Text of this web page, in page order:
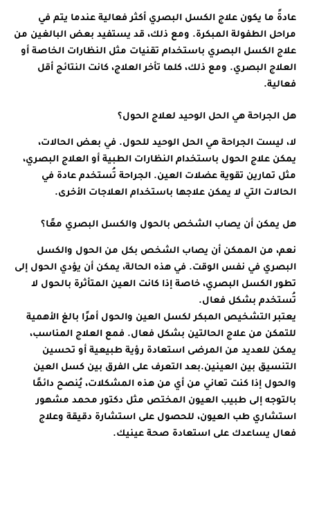
عادةً ما يكون علاج الكسل البصري أكثر فعالية عندما يتم في
مراحل الطفولة المبكرة. ومع ذلك، قد يستفيد بعض البالغين من
علاج الكسل البصري باستخدام تقنيات مثل النظارات الخاصة أو
العلاج البصري. ومع ذلك، كلما تأخر العلاج، كانت النتائج أقل
فعالية.
هل الجراحة هي الحل الوحيد لعلاج الحول؟
لا، ليست الجراحة هي الحل الوحيد للحول. في بعض الحالات،
يمكن علاج الحول باستخدام النظارات الطبية أو العلاج البصري،
مثل تمارين تقوية عضلات العين. الجراحة تُستخدم عادة في
الحالات التي لا يمكن علاجها باستخدام العلاجات الأخرى.
هل يمكن أن يصاب الشخص بالحول والكسل البصري معًا؟
نعم، من الممكن أن يصاب الشخص بكل من الحول والكسل
البصري في نفس الوقت. في هذه الحالة، يمكن أن يؤدي الحول إلى
تطور الكسل البصري، خاصة إذا كانت العين المتأثرة بالحول لا
تُستخدم بشكل فعال.
يعتبر التشخيص المبكر لكسل العين والحول أمرًا بالغ الأهمية
للتمكن من علاج الحالتين بشكل فعال. فمع العلاج المناسب،
يمكن للعديد من المرضى استعادة رؤية طبيعية أو تحسين
التنسيق بين العينين.بعد التعرف على الفرق بين كسل العين
والحول إذا كنت تعاني من أي من هذه المشكلات، يُنصح دائمًا
بالتوجه إلى طبيب العيون المختص مثل دكتور محمد مشهور
استشاري طب العيون، للحصول على استشارة دقيقة وعلاج
فعال يساعدك على استعادة صحة عينيك.